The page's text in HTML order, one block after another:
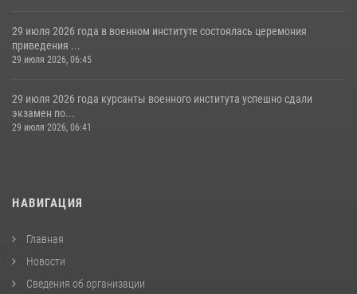
29 июля 2026 года в военном институте состоялась церемония
приведения ...
29 июля 2026, 06:45
29 июля 2026 года курсанты военного института успешно сдали
экзамен по...
29 июля 2026, 06:41
НАВИГАЦИЯ
Главная
Новости
Сведения об организации